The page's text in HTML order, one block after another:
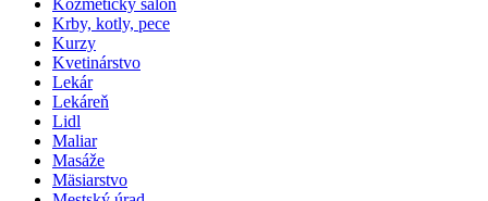
Krby, kotly, pece
Kurzy
Kvetinárstvo
Lekár
Lekáreň
Lidl
Maliar
Masáže
Mäsiarstvo